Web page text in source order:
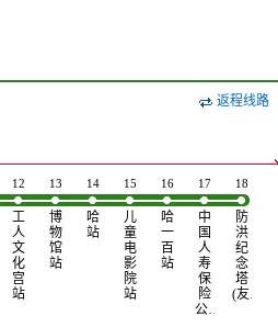
返程线路
12
工
人
文
化
宫
站
13
博
物
馆
站
14
哈
站
15
儿
童
电
影
院
站
16
哈
一
百
站
17
中
国
人
寿
保
险
公…
18
防
洪
纪
念
塔
(友…